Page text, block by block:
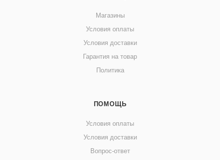
Магазины
Условия оплаты
Условия доставки
Гарантия на товар
Политика
ПОМОЩЬ
Условия оплаты
Условия доставки
Вопрос-ответ